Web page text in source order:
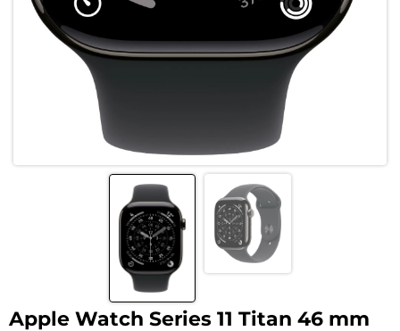
Apple Watch Series 11 Titan 46 mm